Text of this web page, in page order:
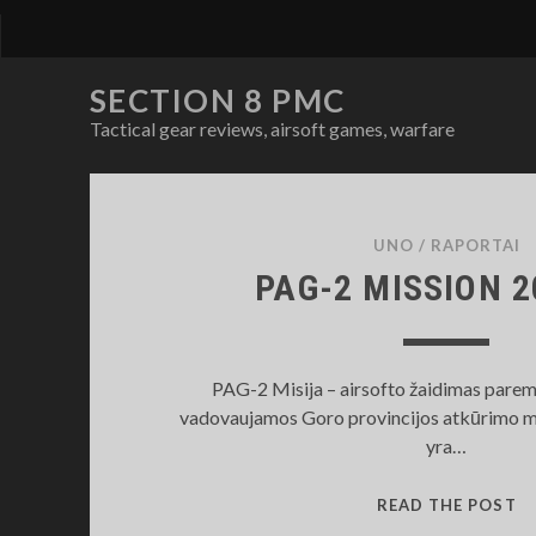
SECTION 8 PMC
Tactical gear reviews, airsoft games, warfare
UNO / RAPORTAI
PAG-2 MISSION
PAG-2 Misija – airsofto žaidimas
vadovaujamos Goro provincijos atkūrimo
yra…
READ THE POST